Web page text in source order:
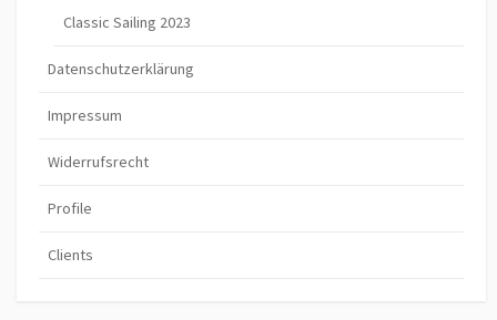
Classic Sailing 2023
Datenschutzerklärung
Impressum
Widerrufsrecht
Profile
Clients